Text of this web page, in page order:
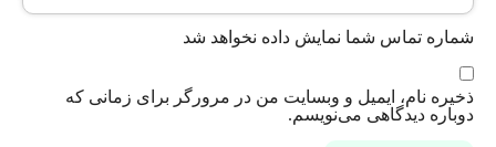
شماره تماس شما نمایش داده نخواهد شد
ذخیره نام، ایمیل و وبسایت من در مرورگر برای زمانی که
دوباره دیدگاهی می‌نویسم.